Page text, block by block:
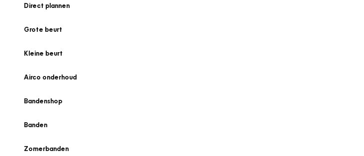
Direct plannen
Grote beurt
Kleine beurt
Airco onderhoud
Bandenshop
Banden
Zomerbanden